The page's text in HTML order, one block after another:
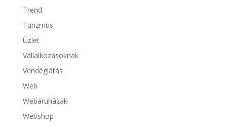
Trend
Turizmus
Üzlet
Vállalkozásoknak
Vendéglátás
Web
Webáruházak
Webshop